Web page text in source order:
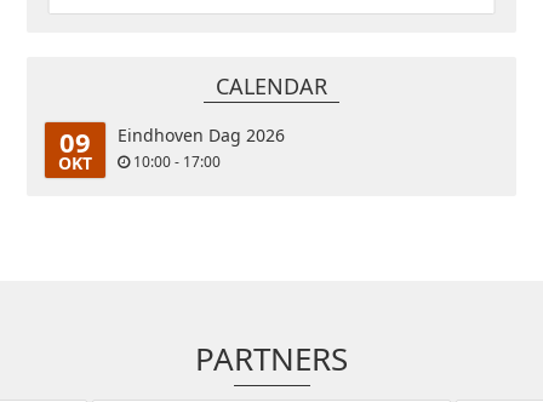
CALENDAR
09
OKT
Eindhoven Dag 2026
10:00 - 17:00
PARTNERS